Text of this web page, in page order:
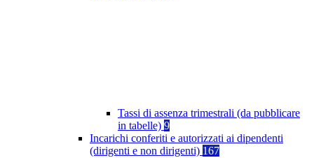
Tassi di assenza trimestrali (da pubblicare
in tabelle) 9
Incarichi conferiti e autorizzati ai dipendenti
(dirigenti e non dirigenti) 167